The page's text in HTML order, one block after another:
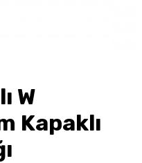
W
Kapaklı